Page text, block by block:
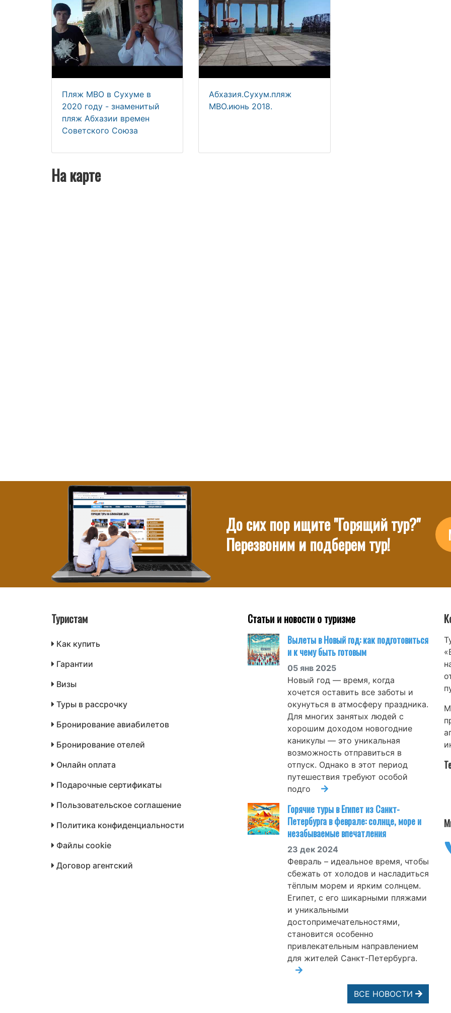
Пляж МВО в Сухуме в
2020 году - знаменитый
пляж Абхазии времен
Советского Союза
Абхазия.Сухум.пляж
МВО.июнь 2018.
На карте
До сих пор ищите "Горящий тур?"
Перезвоним и подберем тур!
Туристам
Как купить
Гарантии
Визы
Туры в рассрочку
Бронирование авиабилетов
Бронирование отелей
Онлайн оплата
Подарочные сертификаты
Пользовательское соглашение
Политика конфиденциальности
Файлы cookie
Договор агентский
Статьи и новости о туризме
Вылеты в Новый год: как подготовиться
и к чему быть готовым
05 янв 2025
Новый год — время, когда
хочется оставить все заботы и
окунуться в атмосферу праздника.
Для многих занятых людей с
хорошим доходом новогодние
каникулы — это уникальная
возможность отправиться в
отпуск. Однако в этот период
путешествия требуют особой
подго
Горячие туры в Египет из Санкт-
Петербурга в феврале: солнце, море и
незабываемые впечатления
23 дек 2024
Февраль – идеальное время, чтобы
сбежать от холодов и насладиться
тёплым морем и ярким солнцем.
Египет, с его шикарными пляжами
и уникальными
достопримечательностями,
становится особенно
привлекательным направлением
для жителей Санкт-Петербурга.
ВСЕ НОВОСТИ